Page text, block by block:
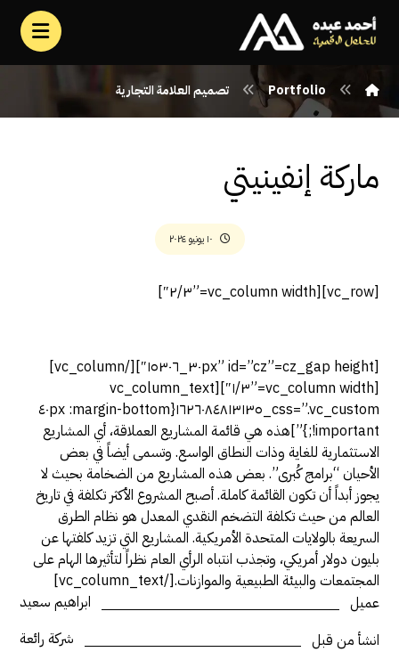
Portfolio تصميم العلامة التجارية
ماركة إنفينيتي
١٠ يونيو ٢٠٢٤
[vc_row][vc_column width=”٢/٣″]
[cz_gap height=”٣٠px” id=”cz_١٥٣٠٦″][/vc_column]
[vc_column width=”١/٣″][vc_column_text
css=”.vc_custom_١٦٢٦٠٨٤٨١٣١٣٥{margin-bottom: ٤٠px
!important;}”]هذه هي قائمة المشاريع العملاقة، أي المشاريع
الاستثمارية للغاية وذات النطاق الواسع. وتسمى أيضاً في بعض
الأحيان “برامج كُبرى”. بعض هذه المشاريع من الضخامة بحيث لا
يجوز أبداً أن تكون القائمة كاملة. أصبح المشروع الأكثر تكلفة في تاريخ
العالم من حيث تكلفة التضخم النقدي المعدل هو نظام الطرق
السريعة بالولايات المتحدة الأمريكية. المشاريع التي تزيد كلفتها عن
بليون دولار أمريكي، وتجذب انتباه الرأي العام نظراً لتأثيرها الهام على
المجتمعات والبيئة الطبيعية والموازنات.[/vc_column_text]
عميل
ابراهيم سعيد
انشأ من قبل
شركة رائعة